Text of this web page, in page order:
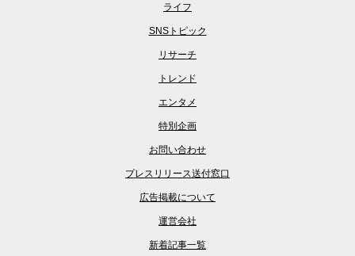
ライフ
SNSトピック
リサーチ
トレンド
エンタメ
特別企画
お問い合わせ
プレスリリース送付窓口
広告掲載について
運営会社
新着記事一覧